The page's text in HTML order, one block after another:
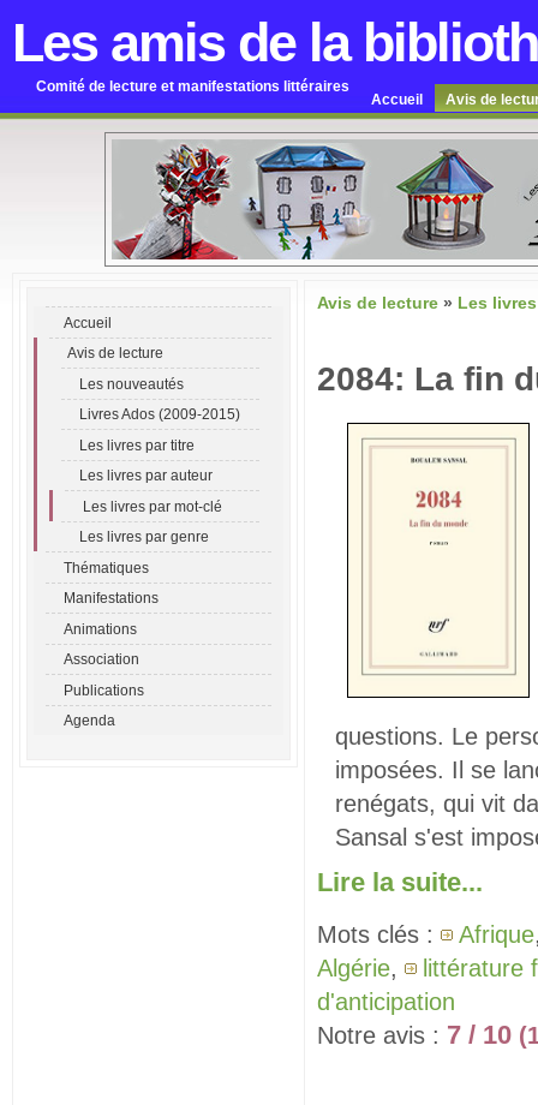
Les amis de la
Comité de lecture et manifestations littéraires
Accueil Avis de
Accueil
Avis de lecture
Les nouveautés
Livres Ados (2009-2015)
Les livres par titre
Les livres par auteur
Les livres par mot-clé
Les livres par genre
Thématiques
Manifestations
Animations
Association
Publications
Agenda
Avis de lecture » Les
2084: La fin
questions. Le
imposées. Il se
renégats, qui vit
Sansal s'est
Lire la suite...
Mots clés : Afrique
Algérie,
littérature
d'anticipation
Notre avis : 7 / 10